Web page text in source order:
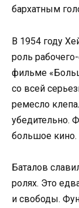
бархатным
В 1954 году
роль
фильме
со всей
ремесло
убедительно.
большое кино.
Баталов
ролях. Это
и свободы.